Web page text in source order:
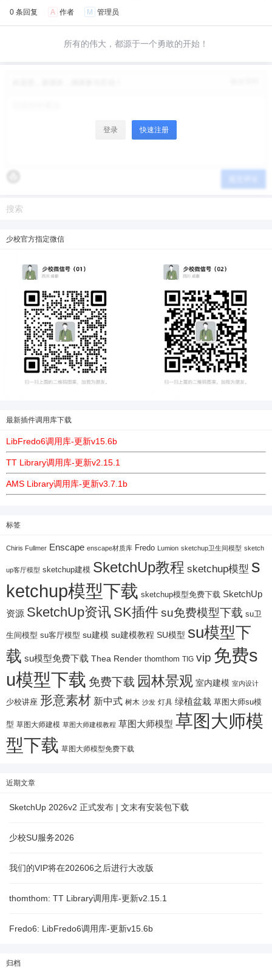
微信支付
立刻支付
0 条回复 A 作者 M 管理员
所有的伟大，都源于一个勇敢的开始！
登录 快速注册
少校官方指定微信
最新插件调用库下载
LibFredo6调用库-更新v15.6b
TT Library调用库-更新v2.15.1
AMS Library调用库-更新v3.7.1b
标签
Chiris Fullmer Enscape enscape材质库 Fredo Lumion sketchup卫生间模型 sketch
up客厅模型 sketchup建模 SketchUp教程 sketchup模型 s
ketchup模型下载 sketchup模型免费下载 SketchUp
资源 SketchUp资讯 SK插件su免费模型下载 su卫
生间模型 su客厅模型 su建模 su建模教程 SU模型 su模型下
载 su模型免费下载 Thea Render thomthom TIG vip 免费s
u模型下载 免费下载 园林景观 室内建模 室内设计
少校讲座 形意素材 新中式 树木 沙发 灯具 绿植盆栽 草图大师su模
型 草图大师建模 草图大师建模教程 草图大师模型 草图大师模
型下载 草图大师模型免费下载
近期文章
SketchUp 2026v2 正式发布 | 文末有安装包下载
少校SU服务2026
我们的VIP将在202606之后进行大改版
thomthom: TT Library调用库-更新v2.15.1
Fredo6: LibFredo6调用库-更新v15.6b
归档
忘记密码？ 找回